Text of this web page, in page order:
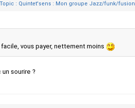
Topic : Quintet'sens : Mon groupe Jazz/funk/fusion
vous payer, nettement moins
sourire ?